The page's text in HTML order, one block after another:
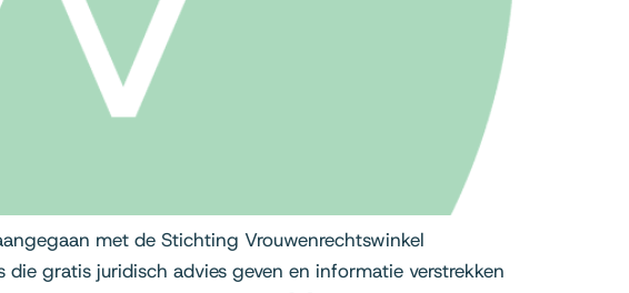
met de Stichting Vrouwenrechtswinkel
gratis juridisch advies geven en informatie verstrekken